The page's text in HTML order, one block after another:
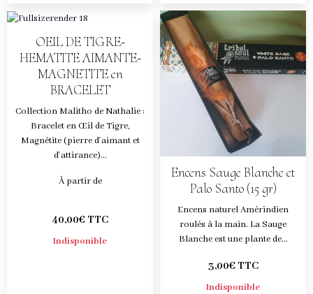
OEIL DE TIGRE-
HEMATITE AIMANTE-
MAGNETITE en
BRACELET
Collection Malitho de Nathalie :
Bracelet en Œil de Tigre,
Magnétite (pierre d'aimant et
d'attirance)...
À partir de
40,00€ TTC
Indisponible
Encens Sauge Blanche et
Palo Santo (15 gr)
Encens naturel Amérindien
roulés à la main. La Sauge
Blanche est une plante de...
3,00€ TTC
Indisponible